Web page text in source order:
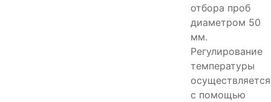
отбора проб
диаметром 50
мм.
Регулирование
температуры
осуществляется
с помощью